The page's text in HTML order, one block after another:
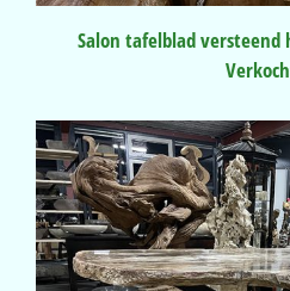
Salon tafelblad versteend